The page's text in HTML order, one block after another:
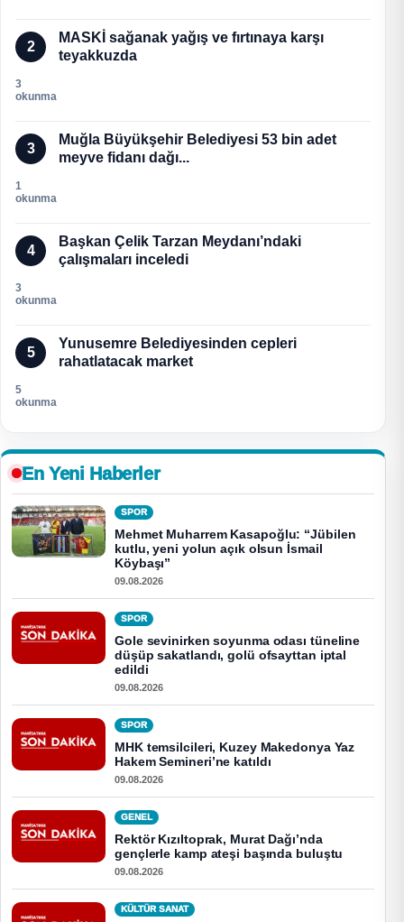
2
MASKİ sağanak yağış ve fırtınaya karşı
teyakkuzda
3
okunma
3
Muğla Büyükşehir Belediyesi 53 bin adet
meyve fidanı dağı...
1
okunma
4
Başkan Çelik Tarzan Meydanı’ndaki
çalışmaları inceledi
3
okunma
5
Yunusemre Belediyesinden cepleri
rahatlatacak market
5
okunma
En Yeni Haberler
SPOR
Mehmet Muharrem Kasapoğlu: “Jübilen
kutlu, yeni yolun açık olsun İsmail
Köybaşı”
09.08.2026
SPOR
Gole sevinirken soyunma odası tüneline
düşüp sakatlandı, golü ofsayttan iptal
edildi
09.08.2026
SPOR
MHK temsilcileri, Kuzey Makedonya Yaz
Hakem Semineri’ne katıldı
09.08.2026
GENEL
Rektör Kızıltoprak, Murat Dağı’nda
gençlerle kamp ateşi başında buluştu
09.08.2026
KÜLTÜR SANAT